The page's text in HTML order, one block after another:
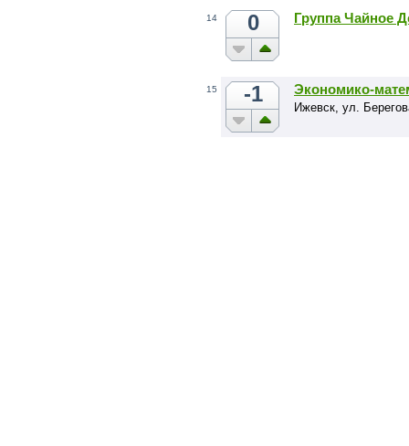
гостиницы всегда
14 0 Группа Чайное
15 -1 Экономико-
Ижевск, ул.